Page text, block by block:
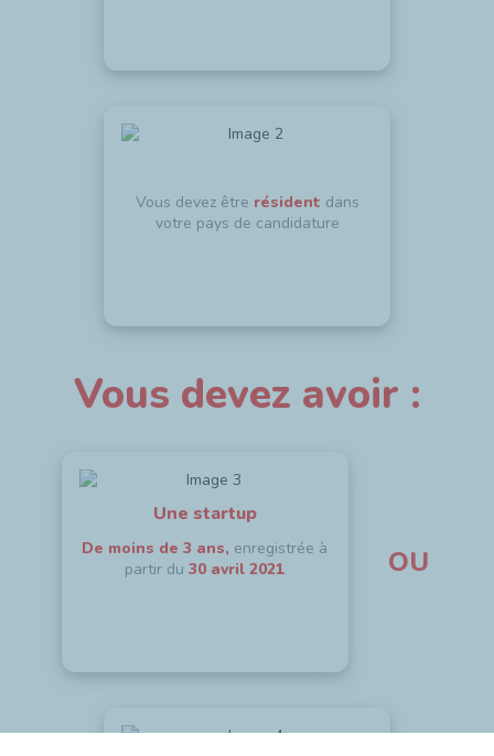
Vous devez être résident dans
votre pays de candidature
Vous devez avoir :
Une startup
De moins de 3 ans, enregistrée à
partir du 30 avril 2021 OU